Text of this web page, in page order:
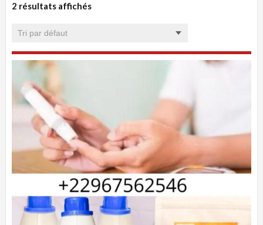
2 résultats affichés